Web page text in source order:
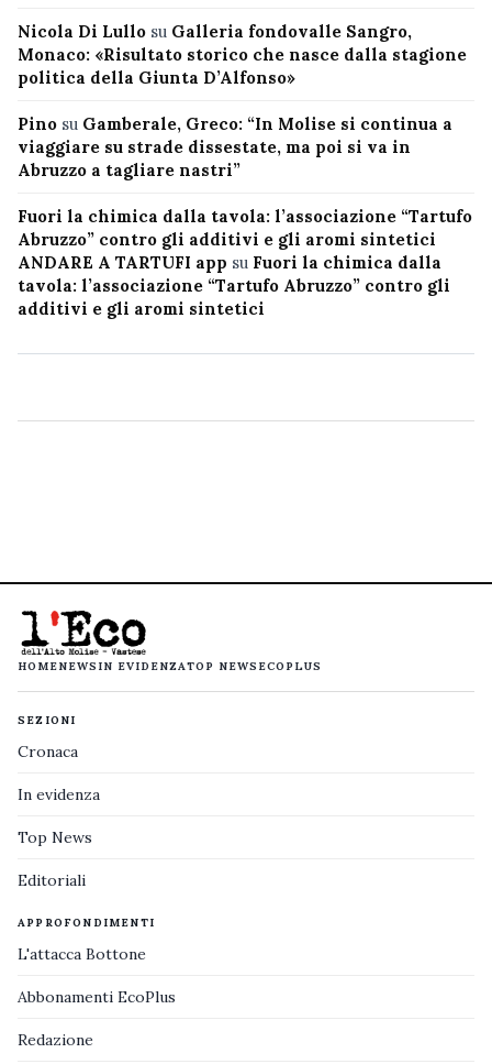
Nicola Di Lullo su Galleria fondovalle Sangro,
Monaco: «Risultato storico che nasce dalla stagione
politica della Giunta D’Alfonso»
Pino su Gamberale, Greco: “In Molise si continua a
viaggiare su strade dissestate, ma poi si va in
Abruzzo a tagliare nastri”
Fuori la chimica dalla tavola: l’associazione “Tartufo
Abruzzo” contro gli additivi e gli aromi sintetici
ANDARE A TARTUFI app su Fuori la chimica dalla
tavola: l’associazione “Tartufo Abruzzo” contro gli
additivi e gli aromi sintetici
HOMENEWS IN EVIDENZATOP NEWS ECOPLUS
SEZIONI
Cronaca
In evidenza
Top News
Editoriali
APPROFONDIMENTI
L'attacca Bottone
Abbonamenti EcoPlus
Redazione